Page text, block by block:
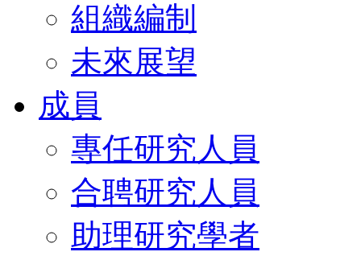
組織編制
未來展望
成員
專任研究人員
合聘研究人員
助理研究學者